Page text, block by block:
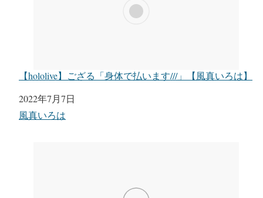
【hololive】ござる「身体で払います///」【風真いろは】
日付
2022年7月7日
関連理由
風真いろは